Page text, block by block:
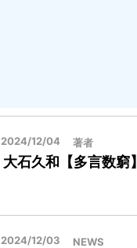
2024/12/04 著者
大石久和【多言数窮】
2024/12/03 NEWS